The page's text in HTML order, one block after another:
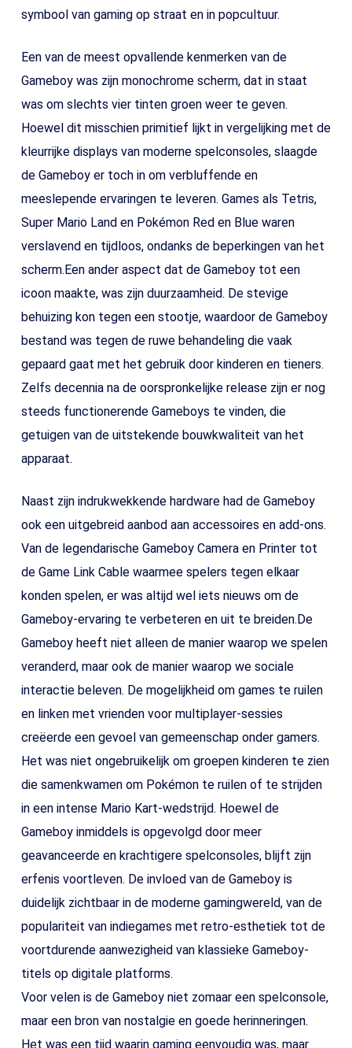
symbool van gaming op straat en in popcultuur.
Een van de meest opvallende kenmerken van de
Gameboy was zijn monochrome scherm, dat in staat
was om slechts vier tinten groen weer te geven.
Hoewel dit misschien primitief lijkt in vergelijking met de
kleurrijke displays van moderne spelconsoles, slaagde
de Gameboy er toch in om verbluffende en
meeslepende ervaringen te leveren. Games als Tetris,
Super Mario Land en Pokémon Red en Blue waren
verslavend en tijdloos, ondanks de beperkingen van het
scherm.Een ander aspect dat de Gameboy tot een
icoon maakte, was zijn duurzaamheid. De stevige
behuizing kon tegen een stootje, waardoor de Gameboy
bestand was tegen de ruwe behandeling die vaak
gepaard gaat met het gebruik door kinderen en tieners.
Zelfs decennia na de oorspronkelijke release zijn er nog
steeds functionerende Gameboys te vinden, die
getuigen van de uitstekende bouwkwaliteit van het
apparaat.
Naast zijn indrukwekkende hardware had de Gameboy
ook een uitgebreid aanbod aan accessoires en add-ons.
Van de legendarische Gameboy Camera en Printer tot
de Game Link Cable waarmee spelers tegen elkaar
konden spelen, er was altijd wel iets nieuws om de
Gameboy-ervaring te verbeteren en uit te breiden.De
Gameboy heeft niet alleen de manier waarop we spelen
veranderd, maar ook de manier waarop we sociale
interactie beleven. De mogelijkheid om games te ruilen
en linken met vrienden voor multiplayer-sessies
creëerde een gevoel van gemeenschap onder gamers.
Het was niet ongebruikelijk om groepen kinderen te zien
die samenkwamen om Pokémon te ruilen of te strijden
in een intense Mario Kart-wedstrijd. Hoewel de
Gameboy inmiddels is opgevolgd door meer
geavanceerde en krachtigere spelconsoles, blijft zijn
erfenis voortleven. De invloed van de Gameboy is
duidelijk zichtbaar in de moderne gamingwereld, van de
populariteit van indiegames met retro-esthetiek tot de
voortdurende aanwezigheid van klassieke Gameboy-
titels op digitale platforms.
Voor velen is de Gameboy niet zomaar een spelconsole,
maar een bron van nostalgie en goede herinneringen.
Het was een tijd waarin gaming eenvoudig was, maar